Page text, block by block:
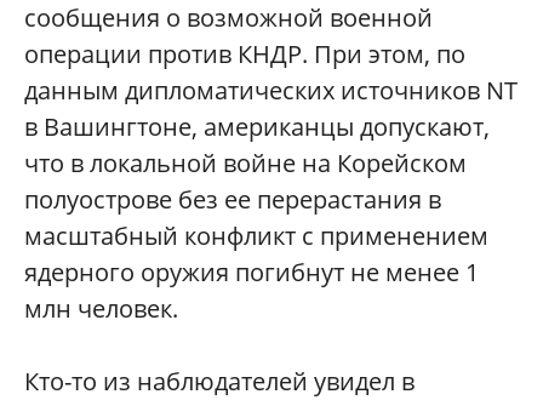
сообщения о возможной военной
операции против КНДР. При этом, по
данным дипломатических источников NT
в Вашингтоне, американцы допускают,
что в локальной войне на Корейском
полуострове без ее перерастания в
масштабный конфликт с применением
ядерного оружия погибнут не менее 1
млн человек.
Кто-то из наблюдателей увидел в